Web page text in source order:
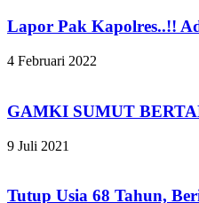
Lapor Pak Kapolres..!!
4 Februari 2022
GAMKI SUMUT
9 Juli 2021
Tutup Usia 68 Tahun,